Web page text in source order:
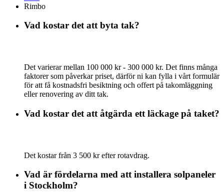
Rimbo
Vad kostar det att byta tak?
Det varierar mellan 100 000 kr - 300 000 kr. Det finns många
faktorer som påverkar priset, därför ni kan fylla i vårt formulär
för att få kostnadsfri besiktning och offert på takomläggning
eller renovering av ditt tak.
Vad kostar det att åtgärda ett läckage på taket?
Det kostar från 3 500 kr efter rotavdrag.
Vad är fördelarna med att installera solpaneler
i Stockholm?